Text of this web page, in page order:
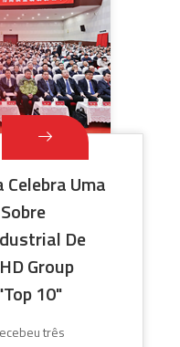
Celebra Uma
De
Group
10"
três